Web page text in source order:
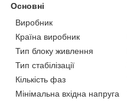
Основні
Виробник
Країна виробник
Тип блоку живлення
Тип стабілізації
Кількість фаз
Мінімальна вхідна напруга